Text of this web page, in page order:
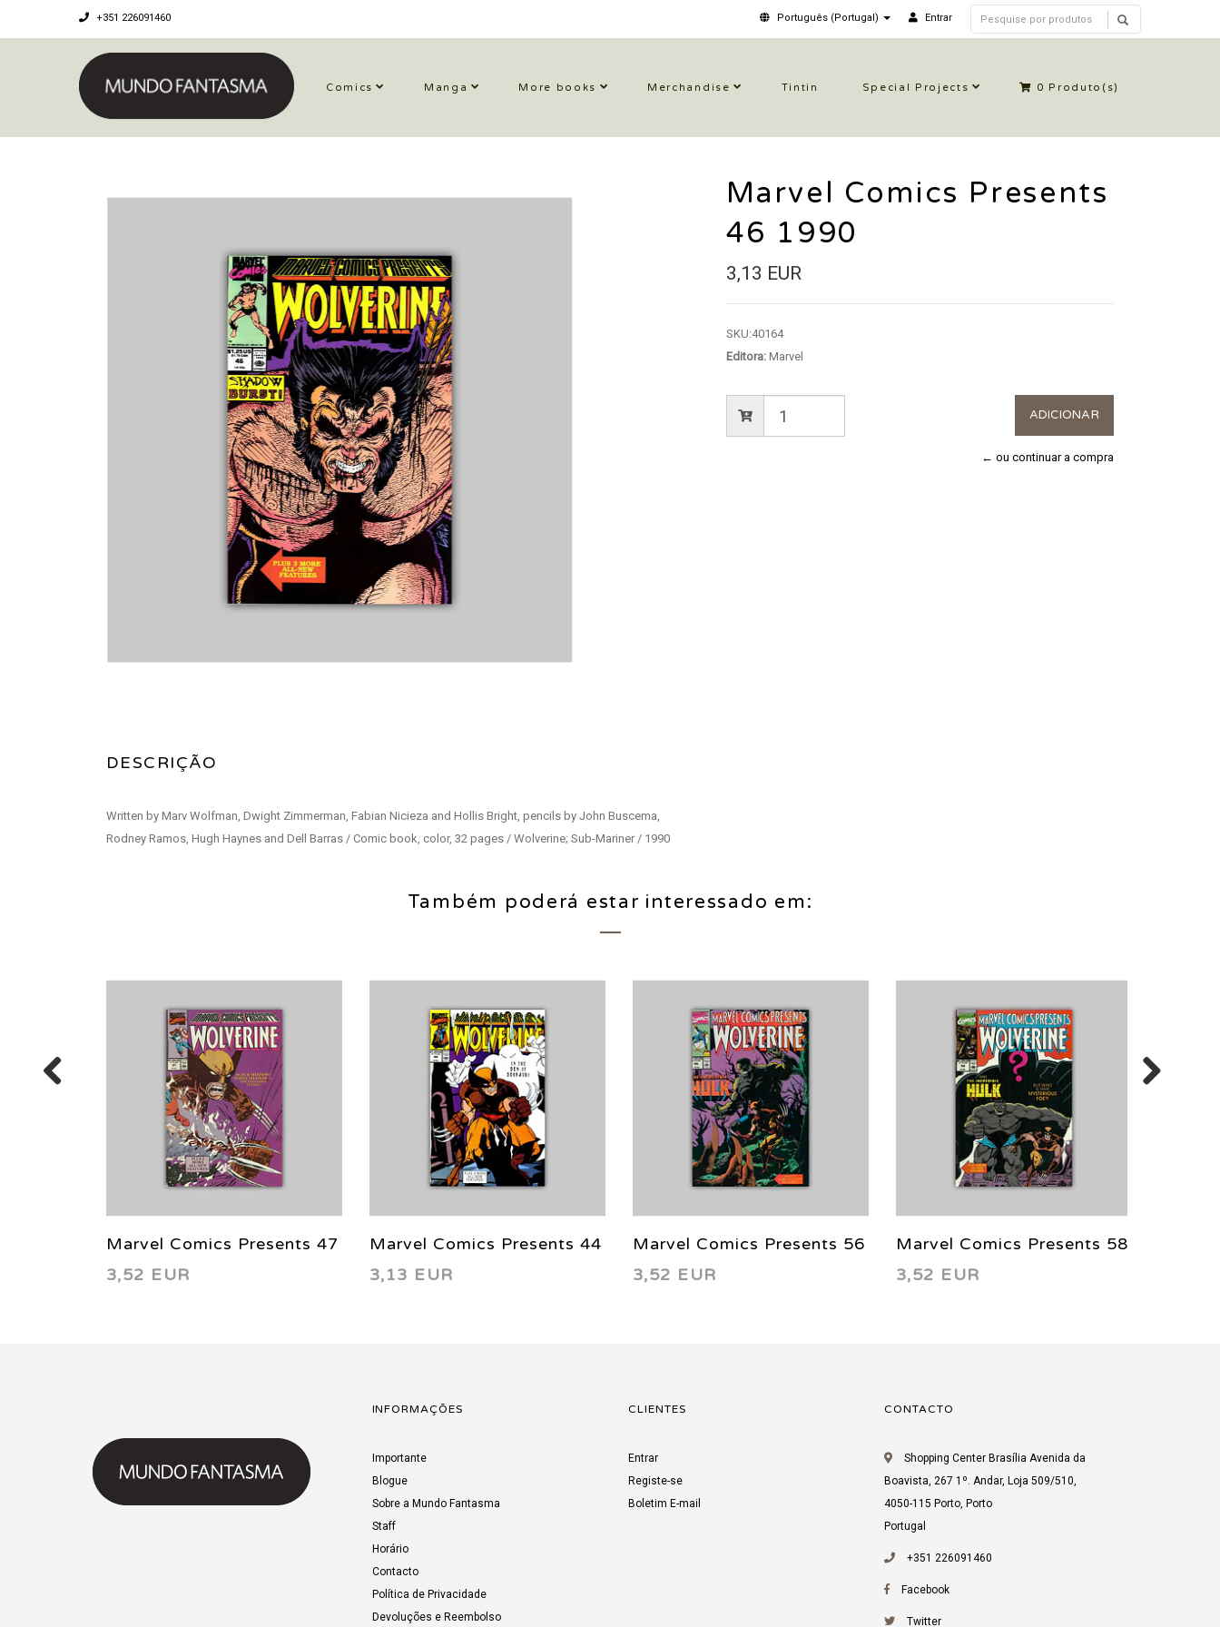
+351 226091460 Português (Portugal) Entrar
Comics Manga More books Merchandise Tintin Special Projects 0 Produto(s)
DESCRIÇÃO
Written by Marv Wolfman, Dwight Zimmerman, Fabian Nicieza and Hollis Bright, pencils by John Buscema,
Rodney Ramos, Hugh Haynes and Dell Barras / Comic book, color, 32 pages / Wolverine; Sub-Mariner / 1990
Marvel Comics Presents
46 1990
3,13 EUR
SKU:40164
Editora:Marvel
← ou continuar a compra
Também poderá estar interessado em:
Marvel Comics Presents 47
1990
3,52 EUR
Marvel Comics Presents 44
1990
3,13 EUR
Marvel Comics Presents 56
1990
3,52 EUR
Marvel Comics Presents 58
1990
3,52 EUR
INFORMAÇÕES
Importante
Blogue
Sobre a Mundo Fantasma
Staff
Horário
Contacto
Política de Privacidade
Devoluções e Reembolso
CLIENTES
Entrar
Registe-se
Boletim E-mail
CONTACTO
Shopping Center Brasília Avenida da
Boavista, 267 1º. Andar, Loja 509/510,
4050-115 Porto, Porto
Portugal
+351 226091460
Facebook
Twitter